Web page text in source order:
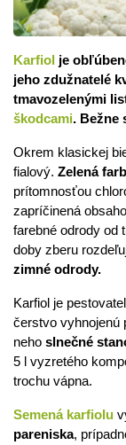
Karfiol je
jeho zdužnatelé
tmavozelenými
škodcami. Bežne
Okrem klasickej
fialový. Zelená
prítomnosťou
zapríčinená
farebné odrody od
doby zberu
zimné odrody.
Karfiol je
čerstvo vyhnojenú
neho slnečné
5 l vyzretého
trochu vápna.
Semená karfiolu
pareniska,